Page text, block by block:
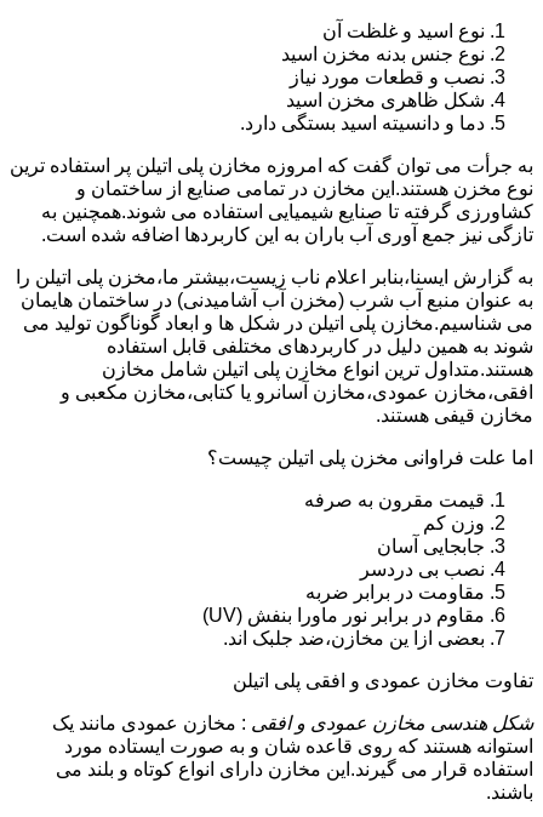
نوع اسید و غلظت آن
نوع جنس بدنه مخزن اسید
نصب و قطعات مورد نیاز
شکل ظاهری مخزن اسید
دما و دانسیته اسید بستگی دارد.
به جرأت می توان گفت که امروزه مخازن پلی اتیلن پر استفاده ترین
نوع مخزن هستند.این مخازن در تمامی صنایع از ساختمان و
کشاورزی گرفته تا صنایع شیمیایی استفاده می شوند.همچنین به
تازگی نیز جمع آوری آب باران به این کاربردها اضافه شده است.
به گزارش ایسنا،بنابر اعلام ناب زیست،بیشتر ما،مخزن پلی اتیلن را
به عنوان منبع آب شرب (مخزن آب آشامیدنی) در ساختمان هایمان
می شناسیم.مخازن پلی اتیلن در شکل ها و ابعاد گوناگون تولید می
شوند به همین دلیل در کاربردهای مختلفی قابل استفاده
هستند.متداول ترین انواع مخازن پلی اتیلن شامل مخازن
افقی،مخازن عمودی،مخازن آسانرو یا کتابی،مخازن مکعبی و
مخازن قیفی هستند.
اما علت فراوانی مخزن پلی اتیلن چیست؟
قیمت مقرون به صرفه
وزن کم
جابجایی آسان
نصب بی دردسر
مقاومت در برابر ضربه
مقاوم در برابر نور ماورا بنفش (UV)
بعضی ازا ین مخازن،ضد جلبک اند.
تفاوت مخازن عمودی و افقی پلی اتیلن
شکل هندسی مخازن عمودی و افقی : مخازن عمودی مانند یک
استوانه هستند که روی قاعده شان و به صورت ایستاده مورد
استفاده قرار می گیرند.این مخازن دارای انواع کوتاه و بلند می
باشند.